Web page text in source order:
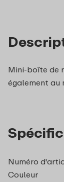
Mini-boîte de
également au
Numéro
Couleur